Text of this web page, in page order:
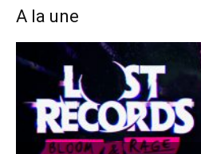
A la une